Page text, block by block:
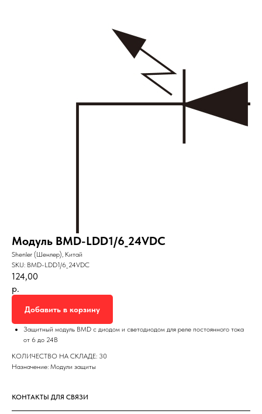
Модуль BMD-LDD1/6_24VDC
Shenler (Шенлер), Китай
SKU: BMD-LDD1/6_24VDC
124,00
р.
Добавить в корзину
Защитный модуль BMD с диодом и светодиодом для реле постоянного тока
от 6 до 24В
КОЛИЧЕСТВО НА СКЛАДЕ: 30
Назначение: Модули защиты
КОНТАКТЫ ДЛЯ СВЯЗИ